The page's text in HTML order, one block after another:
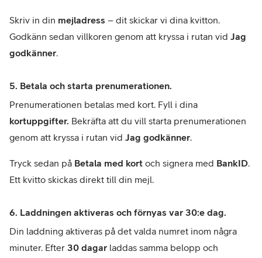
Skriv in din mejladress – dit skickar vi dina kvitton.
Godkänn sedan villkoren genom att kryssa i rutan vid Jag
godkänner.
5. Betala och starta prenumerationen.
kortuppgifter. Bekräfta att du vill starta prenumerationen
genom att kryssa i rutan vid Jag godkänner.
Tryck sedan på Betala med kort och signera med BankID.
Ett kvitto skickas direkt till din mejl.
6. Laddningen aktiveras och förnyas var 30:e dag.
Din laddning aktiveras på det valda numret inom några
minuter. Efter 30 dagar laddas samma belopp och